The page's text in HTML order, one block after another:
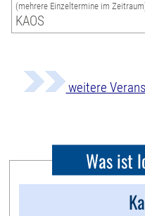
(mehrere Einzeltermine im
KAOS
weitere
Was ist